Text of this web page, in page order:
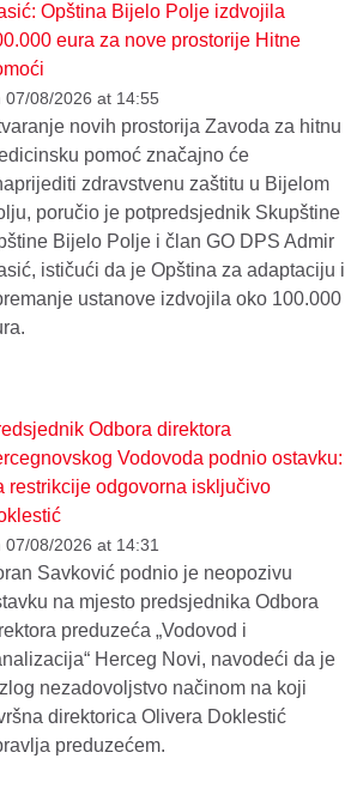
Opština Bijelo Polje izdvojila
eura za nove prostorije Hitne
07/08/2026 at 14:55
novih prostorija Zavoda za hitnu
pomoć značajno će
zdravstvenu zaštitu u Bijelom
poručio je potpredsjednik Skupštine
Bijelo Polje i član GO DPS Admir
ističući da je Opština za adaptaciju i
ustanove izdvojila oko 100.000
Odbora direktora
Vodovoda podnio ostavku:
restrikcije odgovorna isključivo
07/08/2026 at 14:31
Savković podnio je neopozivu
na mjesto predsjednika Odbora
preduzeća „Vodovod i
Herceg Novi, navodeći da je
nezadovoljstvo načinom na koji
direktorica Olivera Doklestić
preduzećem.